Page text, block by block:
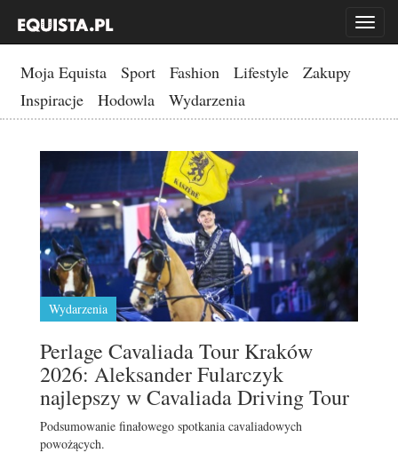
Toggle
Moja Equista Sport Fashion Lifestyle
Zakupy
Inspiracje
Hodowla Wydarzenia
Wydarzenia
Perlage Cavaliada Tour Kraków
2026: Aleksander Fularczyk
najlepszy w Cavaliada Driving Tour
Podsumowanie finałowego spotkania cavaliadowych
powożących.